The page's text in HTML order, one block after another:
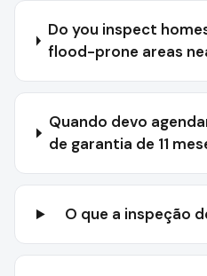
Do you inspect
flood-prone areas
Quando devo
de garantia de 11
O que a inspeção